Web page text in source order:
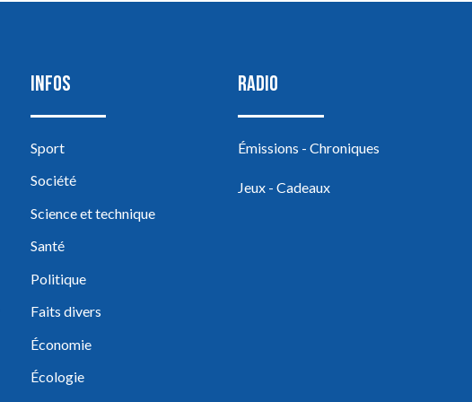
INFOS
Sport
Société
Science et technique
Santé
Politique
Faits divers
Économie
Écologie
RADIO
Émissions - Chroniques
Jeux - Cadeaux